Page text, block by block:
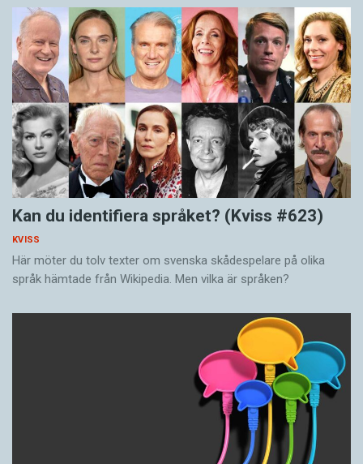
Kan du identifiera språket? (Kviss #623)
KVISS
Här möter du tolv texter om svenska skådespelare på olika
språk hämtade från Wikipedia. Men vilka är språken?